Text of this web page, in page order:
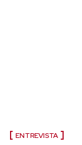
ENTREVISTA